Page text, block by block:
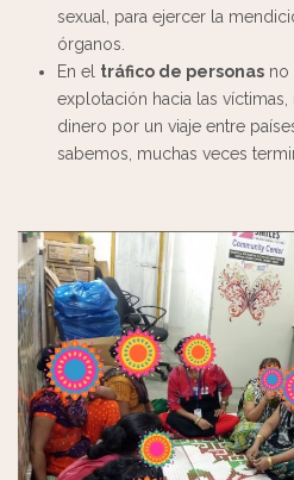
sexual, para ejercer la
órganos.
En el tráfico de personasno
explotación hacia las
dinero por un viaje entre
sabemos, muchas veces